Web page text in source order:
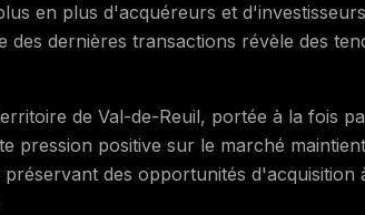
en plus d'acquéreurs et
des dernières transactions révèle des
de Val-de-Reuil, portée à la fois
pression positive sur le marché
des opportunités d'acquisition